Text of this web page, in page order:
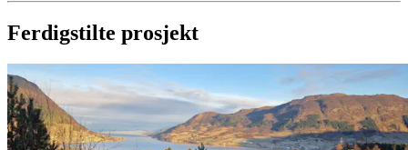
Ferdigstilte prosjekt